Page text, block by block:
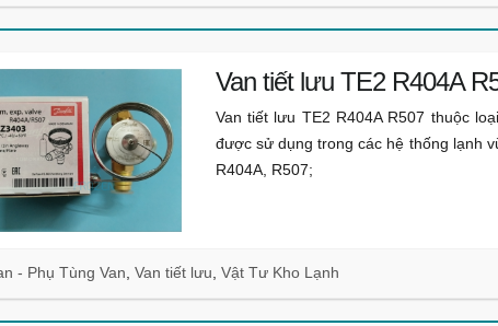
Van tiết lưu TE2 R404A
Van tiết lưu TE2 R404A R507 thuộc
được sử dụng trong các hệ thống lạnh
R404A, R507;
- Phụ Tùng Van, Van tiết lưu, Vật Tư Kho Lạnh